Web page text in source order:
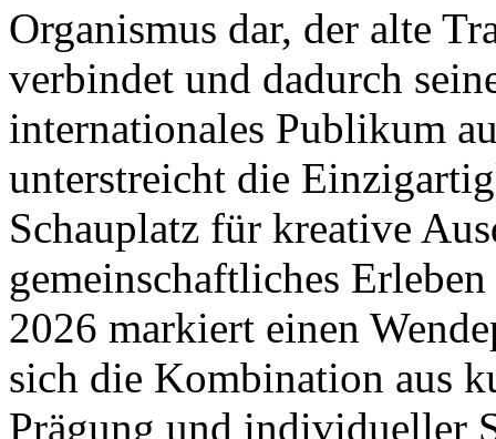
Organismus dar, der alte
verbindet und dadurch
internationales Publikum
unterstreicht die
Schauplatz für kreative
gemeinschaftliches
2026 markiert einen
sich die Kombination aus
Prägung und individueller